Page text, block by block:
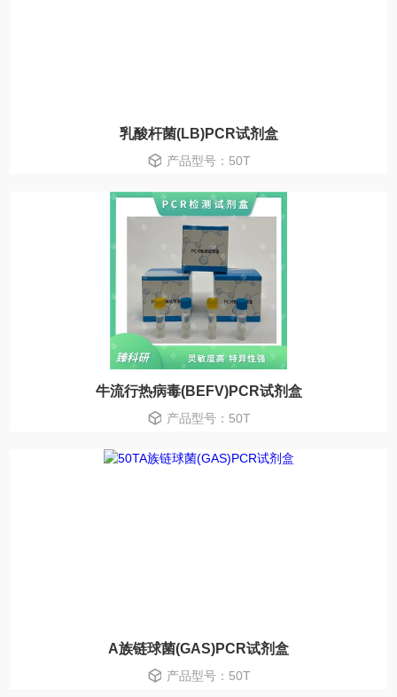
乳酸杆菌(LB)PCR试剂盒
产品型号：50T
牛流行热病毒(BEFV)PCR试剂盒
产品型号：50T
A族链球菌(GAS)PCR试剂盒
产品型号：50T